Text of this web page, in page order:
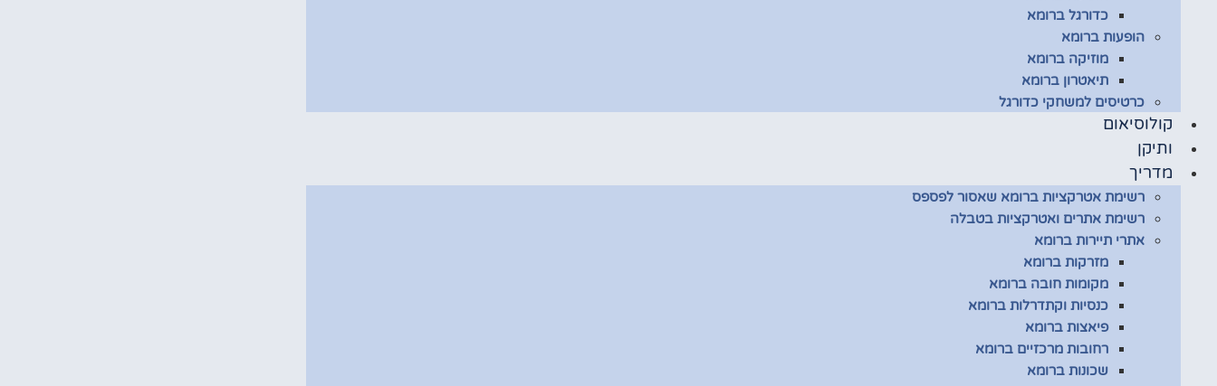
כדורגל ברומא
הופעות ברומא
מוזיקה ברומא
תיאטרון ברומא
כרטיסים למשחקי כדורגל
קולוסיאום
ותיקן
מדריך
רשימת אטרקציות ברומא שאסור לפספס
רשימת אתרים ואטרקציות בטבלה
אתרי תיירות ברומא
מזרקות ברומא
מקומות חובה ברומא
כנסיות וקתדרלות ברומא
פיאצות ברומא
רחובות מרכזיים ברומא
שכונות ברומא